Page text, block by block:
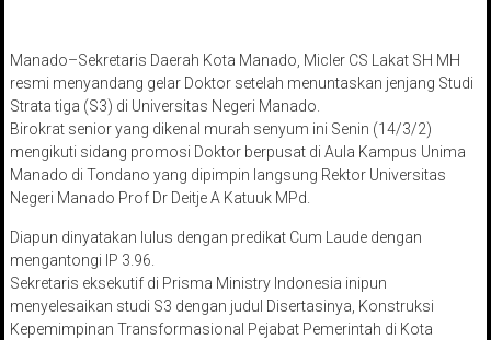
Manado–Sekretaris Daerah Kota Manado, Micler CS Lakat SH MH
resmi menyandang gelar Doktor setelah menuntaskan jenjang Studi
Strata tiga (S3) di Universitas Negeri Manado.
Birokrat senior yang dikenal murah senyum ini Senin (14/3/2)
mengikuti sidang promosi Doktor berpusat di Aula Kampus Unima
Manado di Tondano yang dipimpin langsung Rektor Universitas
Negeri Manado Prof Dr Deitje A Katuuk MPd.
Diapun dinyatakan lulus dengan predikat Cum Laude dengan
mengantongi IP 3.96.
Sekretaris eksekutif di Prisma Ministry Indonesia inipun
menyelesaikan studi S3 dengan judul Disertasinya, Konstruksi
Kepemimpinan Transformasional Pejabat Pemerintah di Kota